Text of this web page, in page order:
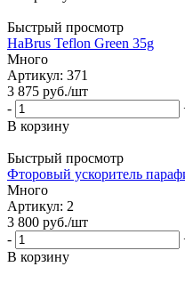
Быстрый просмотр
HaBrus Teflon Green 35g
Много
Артикул: 371
3 875 руб./шт
-
В корзину
Быстрый просмотр
Фторовый ускоритель
Много
Артикул: 2
3 800 руб./шт
-
В корзину